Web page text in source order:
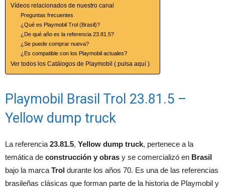
Vídeos relacionados de nuestro canal
Preguntas frecuentes
¿Qué es Playmobil Trol (Brasil)?
¿De qué año es la referencia 23.81.5?
¿Se puede comprar nueva?
¿Es compatible con los Playmobil actuales?
Ver todos los Catálogos de Playmobil ( pulsa aquí )
Playmobil Brasil Trol 23.81.5 –
Yellow dump truck
La referencia 23.81.5, Yellow dump truck, pertenece a la
temática de construcción y obras y se comercializó en Brasil
bajo la marca Trol durante los años 70. Es una de las referencias
brasileñas clásicas que forman parte de la historia de Playmobil y